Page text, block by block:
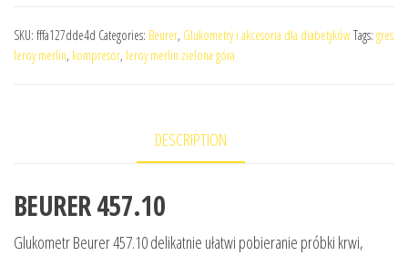
SKU: fffa127dde4d Categories: Beurer, Glukometry i akcesoria dla diabetykówTags: gres
leroy merlin, kompresor, leroy merlin zielona góra
DESCRIPTION
BEURER 457.10
Glukometr Beurer 457.10 delikatnie ułatwi pobieranie próbki krwi,